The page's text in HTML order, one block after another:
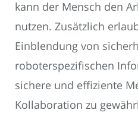
kann der Mensch den
nutzen. Zusätzlich
Einblendung von
roboterspezifischen
sichere und effiziente
Kollaboration zu